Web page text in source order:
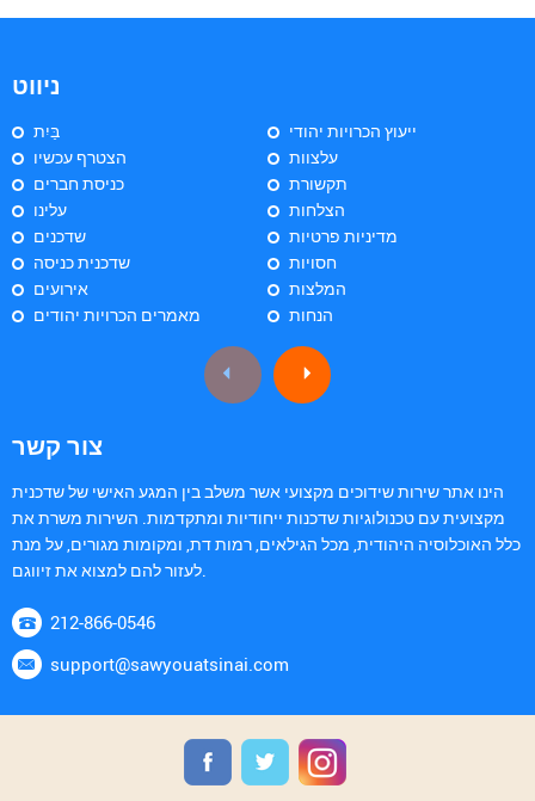
ניווט
בַּיִת
הצטרף עכשיו
כניסת חברים
עלינו
שדכנים
שדכנית כניסה
אירועים
מאמרים הכרויות יהודים
ייעוץ הכרויות יהודי
עלצוות
תקשורת
הצלחות
מדיניות פרטיות
חסויות
המלצות
הנחות
צור קשר
הינו אתר שירות שידוכים מקצועי אשר משלב בין המגע האישי של שדכנית
מקצועית עם טכנולוגיות שדכנות ייחודיות ומתקדמות. השירות משרת את
כלל האוכלוסיה היהודית, מכל הגילאים, רמות דת, ומקומות מגורים, על מנת
לעזור להם למצוא את זיווגם.
212-866-0546
support@sawyouatsinai.com